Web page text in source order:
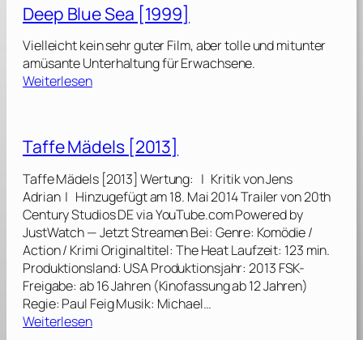
6
t
h
D
a
2
0
0
0
]
Deep Blue Sea [1999]
Vielleicht kein sehr guter Film, aber tolle und mitunter
amüsante Unterhaltung für Erwachsene.
Weiterlesen:
p
B
l
u
e
S
e
a
[
1
9
Taffe Mädels [2013]
Taffe Mädels [2013] Wertung: | Kritik von Jens
Adrian | Hinzugefügt am 18. Mai 2014 Trailer von 20th
Century Studios DE via YouTube.com Powered by
JustWatch — Jetzt Streamen Bei: Genre: Komödie /
Action / Krimi Originaltitel: The Heat Laufzeit: 123 min.
Produktionsland: USA Produktionsjahr: 2013 FSK-
Freigabe: ab 16 Jahren (Kinofassung ab 12 Jahren)
Regie: Paul Feig Musik: Michael…
Weiterlesen: